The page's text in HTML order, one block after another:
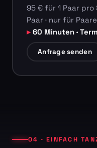
95 € für 1 Paar pro
Paar · nur für
60 Minuten ·
Anfrage senden
04 · EINFACH